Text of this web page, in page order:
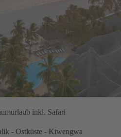
inkl. Safari
- Ostküste - Kiwengwa